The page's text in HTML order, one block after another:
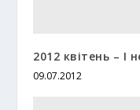
2012 квітень – І
09.07.2012